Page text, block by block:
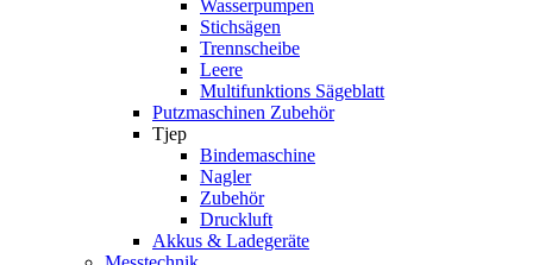
Wasserpumpen
Stichsägen
Trennscheibe
Leere
Multifunktions Sägeblatt
Putzmaschinen Zubehör
Tjep
Bindemaschine
Nagler
Zubehör
Druckluft
Akkus & Ladegeräte